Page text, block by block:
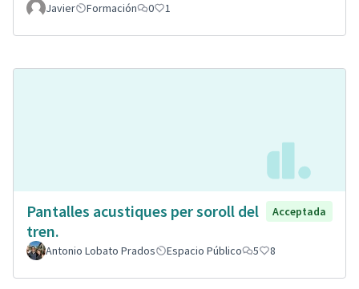
Javier Formación 0 1
Pantalles acustiques per soroll del
tren.
Acceptada
Antonio Lobato Prados Espacio Público 5 8